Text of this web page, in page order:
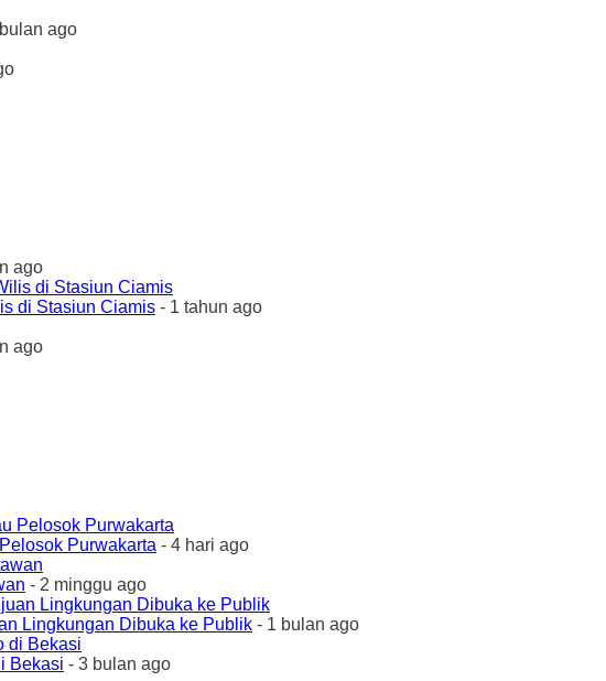
ago
ago
di Stasiun Ciamis - 1 tahun ago
ago
Purwakarta - 4 hari ago
- 2 minggu ago
Lingkungan Dibuka ke Publik - 1 bulan ago
Bekasi - 3 bulan ago